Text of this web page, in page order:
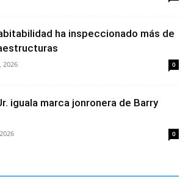
ha inspeccionado más de
2026 0
iguala marca jonronera de Barry
0